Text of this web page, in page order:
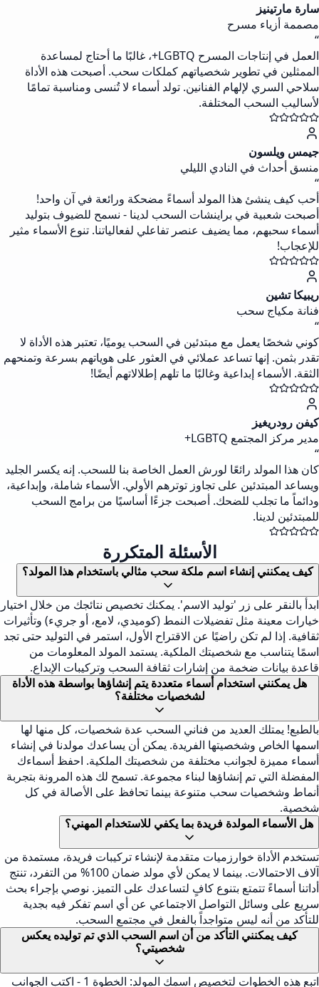
سارة مارتينيز
مصممة أزياء مسرح
“
العمل في إنتاجات المسرح LGBTQ+، غالبًا ما أحتاج لمساعدة
الممثلين في تطوير شخصياتهم كملكات سحب. أصبحت هذه الأداة
سلاحي السري لإلهام الفنانين. تولد أسماء لا تُنسى ومناسبة تمامًا
لأساليب السحب المختلفة.
جيمس ويلسون
منسق أحداث في النادي الليلي
“
أحب كيف ينشئ هذا المولد أسماءً مضحكة ورائعة في آن واحد!
أصبحت شعبية في براينشات السحب لدينا - نسمح للضيوف بتوليد
أسماء سحبهم، مما يضيف عنصر تفاعلي لفعالياتنا. تنوع الأسماء مثير
للإعجاب!
ريبيكا تشين
فنانة مكياج سحب
“
كوني شخصًا يعمل مع مبتدئين في السحب يوميًا، تعتبر هذه الأداة لا
تقدر بثمن. إنها تساعد عملائي في العثور على هوياتهم بسرعة وتمنحهم
الثقة. الأسماء إبداعية وغالبًا ما تلهم إطلالاتهم أيضًا!
كيفن رودريغيز
مدير مركز المجتمع LGBTQ+
“
كان هذا المولد رائعًا لورش العمل الخاصة بنا للسحب. إنه يكسر الجليد
ويساعد المبتدئين على تجاوز توترهم الأولي. الأسماء شاملة، وإبداعية،
ودائماً ما تجلب للضحك. أصبحت جزءًا أساسيًا من برامج السحب
للمبتدئين لدينا.
الأسئلة المتكررة
كيف يمكنني إنشاء اسم ملكة سحب مثالي باستخدام هذا المولد؟
ابدأ بالنقر على زر 'توليد الاسم'. يمكنك تخصيص نتائجك من خلال اختيار
خيارات معينة مثل تفضيلات النمط (كوميدي، لامع، أو جريء) وتأثيرات
ثقافية. إذا لم تكن راضيًا عن الاقتراح الأول، استمر في التوليد حتى تجد
اسمًا يتناسب مع شخصيتك الملكية. يستمد المولد المعلومات من
قاعدة بيانات ضخمة من إشارات ثقافة السحب وتركيبات الإبداع.
هل يمكنني استخدام أسماء متعددة يتم إنشاؤها بواسطة هذه الأداة
لشخصيات مختلفة؟
بالطبع! يمتلك العديد من فناني السحب عدة شخصيات، كل منها لها
اسمها الخاص وشخصيتها الفريدة. يمكن أن يساعدك مولدنا في إنشاء
أسماء مميزة لجوانب مختلفة من شخصيتك الملكية. احفظ أسماءك
المفضلة التي تم إنشاؤها لبناء مجموعة. تسمح لك هذه المرونة بتجربة
أنماط وشخصيات سحب متنوعة بينما تحافظ على الأصالة في كل
شخصية.
هل الأسماء المولدة فريدة بما يكفي للاستخدام المهني؟
تستخدم الأداة خوارزميات متقدمة لإنشاء تركيبات فريدة، مستمدة من
آلاف الاحتمالات. بينما لا يمكن لأي مولد ضمان 100% من التفرد، تنتج
أداتنا أسماءً تتمتع بتنوع كافٍ لتساعدك على التميز. نوصي بإجراء بحث
سريع على وسائل التواصل الاجتماعي عن أي اسم تفكر فيه بجدية
للتأكد من أنه ليس متواجداً بالفعل في مجتمع السحب.
كيف يمكنني التأكد من أن اسم السحب الذي تم توليده يعكس
شخصيتي؟
اتبع هذه الخطوات لتخصيص اسمك المولد: الخطوة 1 - اكتب الجوانب